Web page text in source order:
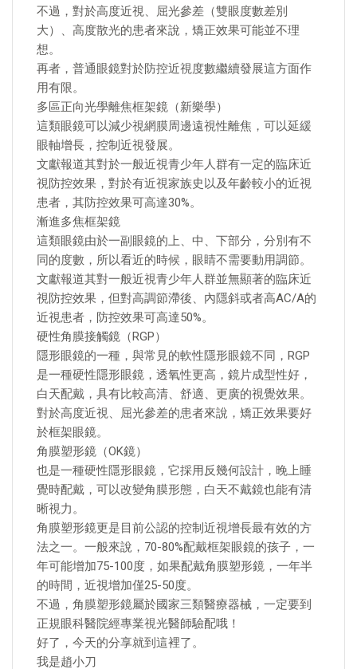
不過，對於高度近視、屈光參差（雙眼度數差別
大）、高度散光的患者來說，矯正效果可能並不理
想。
再者，普通眼鏡對於防控近視度數繼續發展這方面作
用有限。
多區正向光學離焦框架鏡（新樂學）
這類眼鏡可以減少視網膜周邊遠視性離焦，可以延緩
眼軸增長，控制近視發展。
文獻報道其對於一般近視青少年人群有一定的臨床近
視防控效果，對於有近視家族史以及年齡較小的近視
患者，其防控效果可高達30%。
漸進多焦框架鏡
這類眼鏡由於一副眼鏡的上、中、下部分，分別有不
同的度數，所以看近的時候，眼睛不需要動用調節。
文獻報道其對一般近視青少年人群並無顯著的臨床近
視防控效果，但對高調節滯後、內隱斜或者高AC/A的
近視患者，防控效果可高達50%。
硬性角膜接觸鏡（RGP）
隱形眼鏡的一種，與常見的軟性隱形眼鏡不同，RGP
是一種硬性隱形眼鏡，透氧性更高，鏡片成型性好，
白天配戴，具有比較高清、舒適、更廣的視覺效果。
對於高度近視、屈光參差的患者來說，矯正效果要好
於框架眼鏡。
角膜塑形鏡（OK鏡）
也是一種硬性隱形眼鏡，它採用反幾何設計，晚上睡
覺時配戴，可以改變角膜形態，白天不戴鏡也能有清
晰視力。
角膜塑形鏡更是目前公認的控制近視增長最有效的方
法之一。一般來說，70-80%配戴框架眼鏡的孩子，一
年可能增加75-100度，如果配戴角膜塑形鏡，一年半
的時間，近視增加僅25-50度。
不過，角膜塑形鏡屬於國家三類醫療器械，一定要到
正規眼科醫院經專業視光醫師驗配哦！
好了，今天的分享就到這裡了。
我是趙小刀